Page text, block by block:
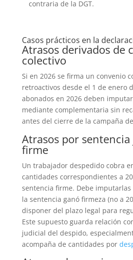
contraria de la DGT.
Casos prácticos en la
Atrasos derivados de
colectivo
Si en 2026 se firma un convenio
retroactivos desde el 1 de enero
abonados en 2026 deben
mediante complementaria sin
antes del cierre de la campaña
Atrasos por
firme
Un trabajador despedido cobra
cantidades correspondientes a
sentencia firme. Debe
la sentencia ganó firmeza (no a
disponer del plazo legal para
Este supuesto guarda relación
judicial del despido,
acompaña de cantidades por